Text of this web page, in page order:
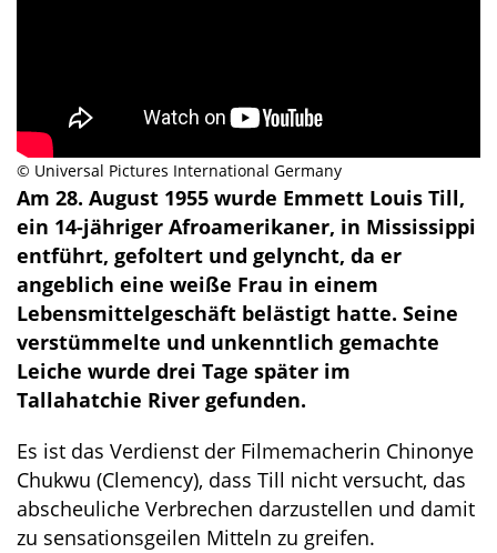
©️ Universal Pictures International Germany
Am 28. August 1955 wurde Emmett Louis Till,
ein 14-jähriger Afroamerikaner, in Mississippi
entführt, gefoltert und gelyncht, da er
angeblich eine weiße Frau in einem
Lebensmittelgeschäft belästigt hatte. Seine
verstümmelte und unkenntlich gemachte
Leiche wurde drei Tage später im
Tallahatchie River gefunden.
Es ist das Verdienst der Filmemacherin Chinonye
Chukwu (Clemency), dass Till nicht versucht, das
abscheuliche Verbrechen darzustellen und damit
zu sensationsgeilen Mitteln zu greifen.